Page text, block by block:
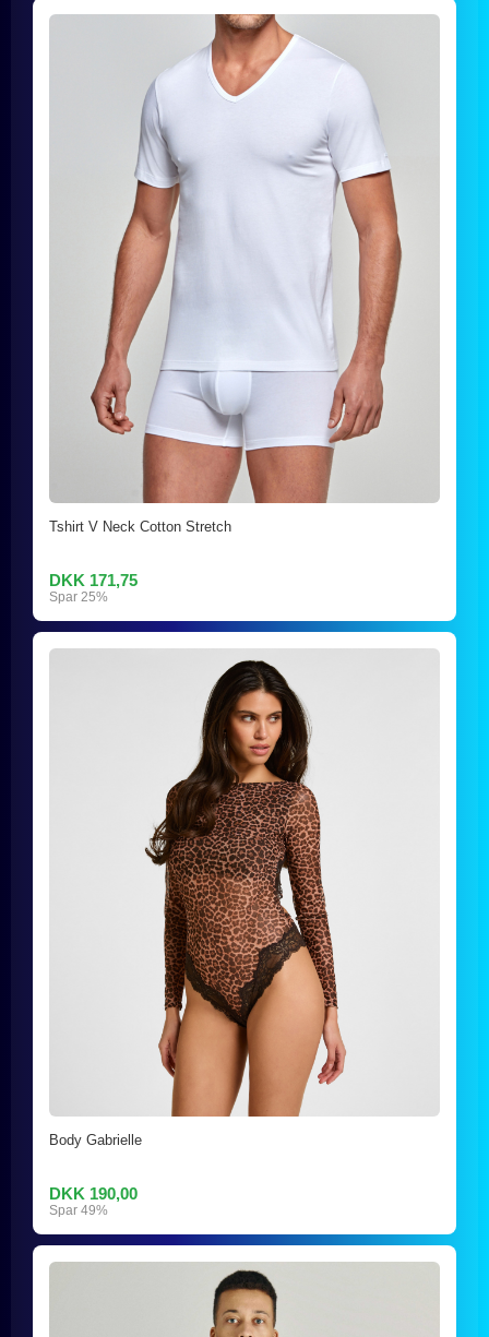
Tshirt V Neck Cotton Stretch
DKK 171,75
Spar 25%
Body Gabrielle
DKK 190,00
Spar 49%